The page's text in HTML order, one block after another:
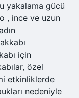
yakalama gücü
, ince ve uzun
için
özel
etkinliklerde
nedeniyle